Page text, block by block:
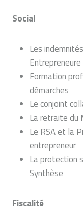
Social
Les
Entrepreneure
Formation
démarches
Le conjoint
La retraite du
Le RSA et la
entrepreneur
La protection
Synthèse
Fiscalité